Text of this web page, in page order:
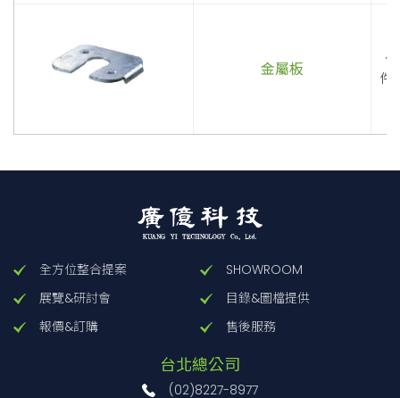
金屬板
件
全方位整合提案
SHOWROOM
展覽&研討會
目錄&圖檔提供
報價&訂購
售後服務
台北總公司
(02)8227-8977